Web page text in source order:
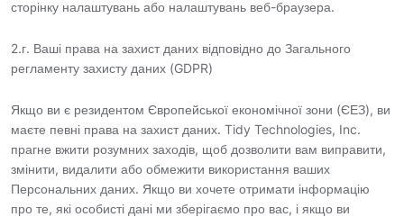
сторінку налаштувань або налаштувань веб-браузера.
2.г. Ваші права на захист даних відповідно до Загального
регламенту захисту даних (GDPR)
Якщо ви є резидентом Європейської економічної зони (ЄЕЗ), ви
маєте певні права на захист даних. Tidy Technologies, Inc.
прагне вжити розумних заходів, щоб дозволити вам виправити,
змінити, видалити або обмежити використання ваших
Персональних даних. Якщо ви хочете отримати інформацію
про те, які особисті дані ми зберігаємо про вас, і якщо ви